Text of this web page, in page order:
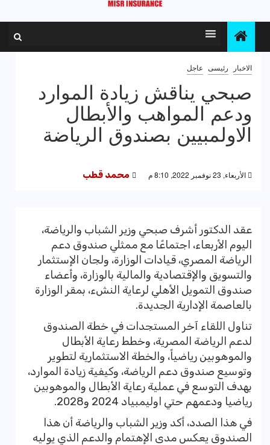
الاخبار رئيسى عاجل
صبحي يناقش زيادة الموارد
ودعم المواهب والأبطال
الاولمبيين بصندوق الرياضة
الأربعاء, 23 نوفمبر 2022, 8:10 م محمد قطب
عقد الدكتور أشرف صبحي وزير الشباب والرياضة،
اليوم الأربعاء، اجتماعًا مع ممثلي صندوق دعم
الرياضة المصري، قيادات الوزارة، ولجان الإستثمار
والتسويق والإقتصادية والمالية بالوزارة، وأعضاء
صندوق التمويل الأهلي لرعاية النشء، بمقر الوزارة
بالعاصمة الإدارية الجديدة.
تناول اللقاء آخر المستجدات في خطة الصندوق
لدعم الرياضة المصرية، وخطط رعاية الأبطال
والموهوبين رياضياً، والخطة الاستثمارية لتطوير
وتوسيع صندوق دعم الرياضة، وكيفية زيادة الموارد،
بهدف التوسع في عملية رعاية الأبطال والموهوبين
رياضيا ودعمهم حتي اوليمبياد 2024 و2028.
في هذا الصدد، أكد وزير الشباب والرياضة أن هذا
الصندوق يعكس مدى الإهتمام والدعم الذي يوليه